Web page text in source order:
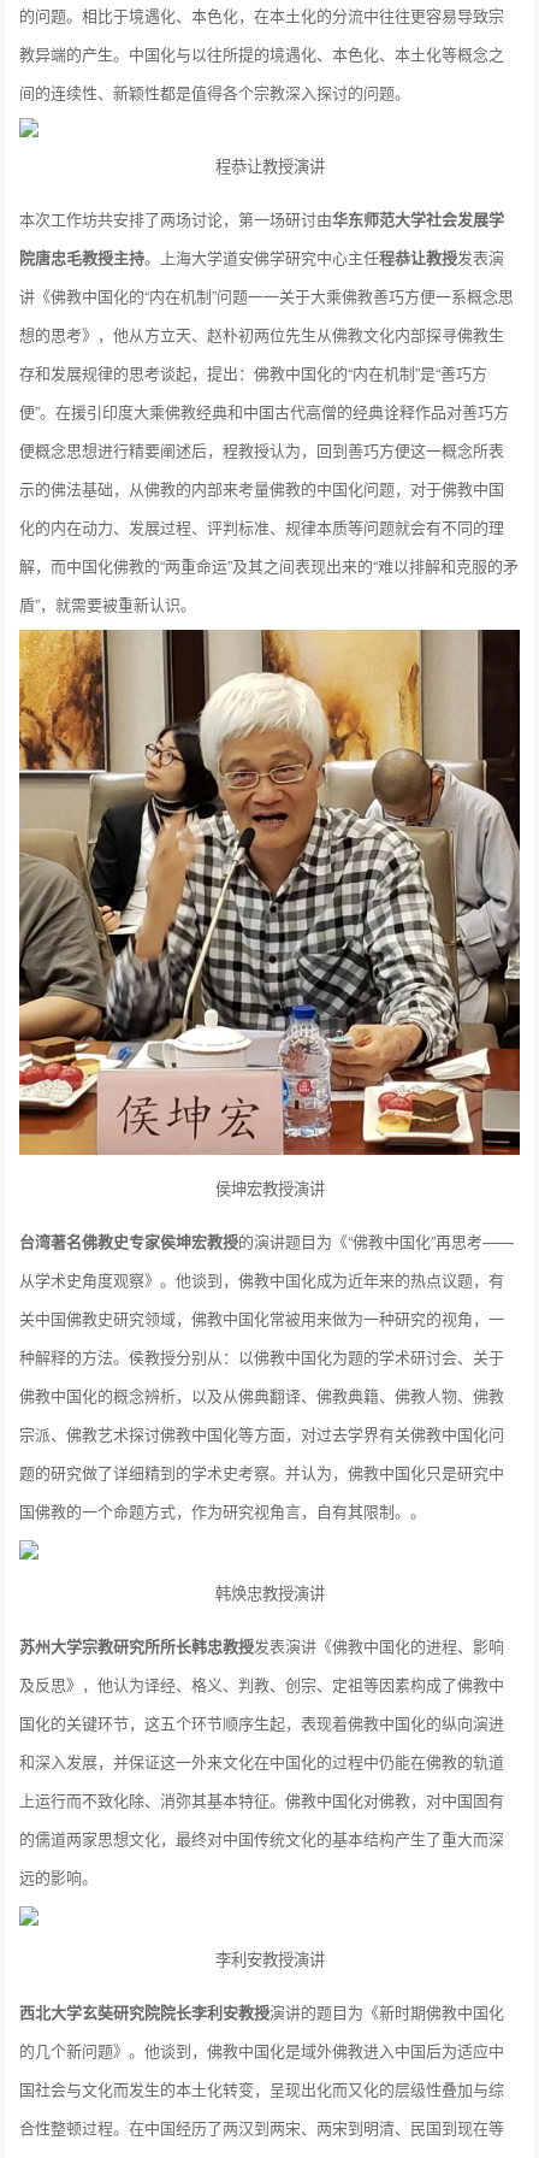
的问题。相比于境遇化、本色化，在本土化的分流中往往更容易导致宗
教异端的产生。中国化与以往所提的境遇化、本色化、本土化等概念之
间的连续性、新颖性都是值得各个宗教深入探讨的问题。
程恭让教授演讲
本次工作坊共安排了两场讨论，第一场研讨由华东师范大学社会发展学
院唐忠毛教授主持。上海大学道安佛学研究中心主任程恭让教授发表演
讲《佛教中国化的“内在机制”问题一一关于大乘佛教善巧方便一系概念思
想的思考》，他从方立天、赵朴初两位先生从佛教文化内部探寻佛教生
存和发展规律的思考谈起，提出：佛教中国化的“内在机制”是“善巧方
便”。在援引印度大乘佛教经典和中国古代高僧的经典诠释作品对善巧方
便概念思想进行精要阐述后，程教授认为，回到善巧方便这一概念所表
示的佛法基础，从佛教的内部来考量佛教的中国化问题，对于佛教中国
化的内在动力、发展过程、评判标准、规律本质等问题就会有不同的理
解，而中国化佛教的“两重命运”及其之间表现出来的“难以排解和克服的矛
盾”，就需要被重新认识。
侯坤宏教授演讲
台湾著名佛教史专家侯坤宏教授的演讲题目为《“佛教中国化”再思考——
从学术史角度观察》。他谈到，佛教中国化成为近年来的热点议题，有
关中国佛教史研究领域，佛教中国化常被用来做为一种研究的视角，一
种解释的方法。侯教授分别从：以佛教中国化为题的学术研讨会、关于
佛教中国化的概念辨析，以及从佛典翻译、佛教典籍、佛教人物、佛教
宗派、佛教艺术探讨佛教中国化等方面，对过去学界有关佛教中国化问
题的研究做了详细精到的学术史考察。并认为，佛教中国化只是研究中
国佛教的一个命题方式，作为研究视角言，自有其限制。。
韩焕忠教授演讲
苏州大学宗教研究所所长韩忠教授发表演讲《佛教中国化的进程、影响
及反思》，他认为译经、格义、判教、创宗、定祖等因素构成了佛教中
国化的关键环节，这五个环节顺序生起，表现着佛教中国化的纵向演进
和深入发展，并保证这一外来文化在中国化的过程中仍能在佛教的轨道
上运行而不致化除、消弥其基本特征。佛教中国化对佛教，对中国固有
的儒道两家思想文化，最终对中国传统文化的基本结构产生了重大而深
远的影响。
李利安教授演讲
西北大学玄奘研究院院长李利安教授演讲的题目为《新时期佛教中国化
的几个新问题》。他谈到，佛教中国化是域外佛教进入中国后为适应中
国社会与文化而发生的本土化转变，呈现出化而又化的层级性叠加与综
合性整顿过程。在中国经历了两汉到两宋、两宋到明清、民国到现在等